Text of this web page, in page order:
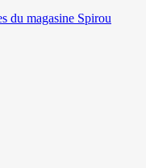
du magasine Spirou